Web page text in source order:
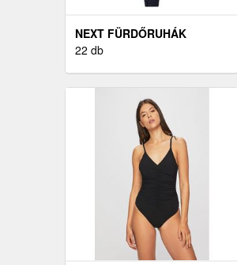
NEXT FÜRDŐRUHÁK
TENGERÉSZKÉK
22 db